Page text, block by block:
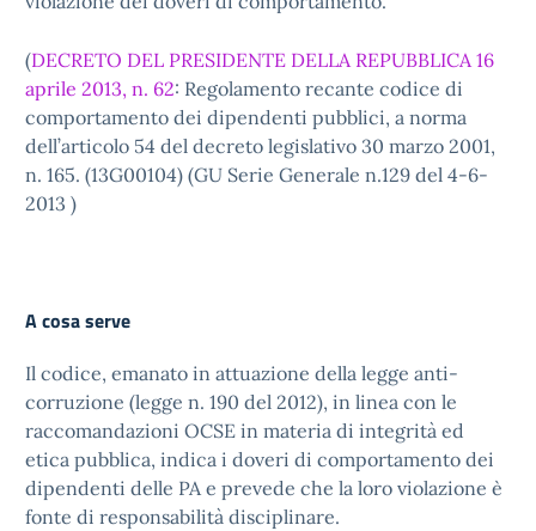
(DECRETO DEL PRESIDENTE DELLA REPUBBLICA 16
aprile 2013, n. 62: Regolamento recante codice di
comportamento dei dipendenti pubblici, a norma
dell’articolo 54 del decreto legislativo 30 marzo 2001,
n. 165. (13G00104) (GU Serie Generale n.129 del 4-6-
2013 )
A cosa serve
Il codice, emanato in attuazione della legge anti-
corruzione (legge n. 190 del 2012), in linea con le
raccomandazioni OCSE in materia di integrità ed
etica pubblica, indica i doveri di comportamento dei
dipendenti delle PA e prevede che la loro violazione è
fonte di responsabilità disciplinare.